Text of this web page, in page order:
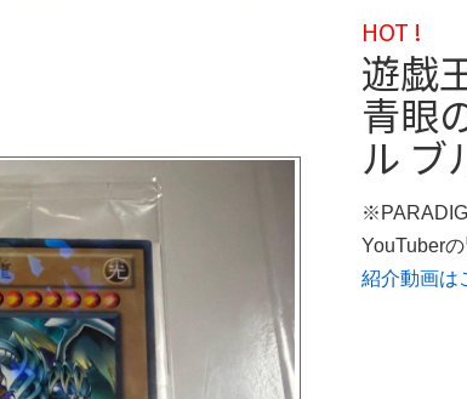
HOT !
遊戯
青眼
ル ブ
YouTuber
紹介動画は